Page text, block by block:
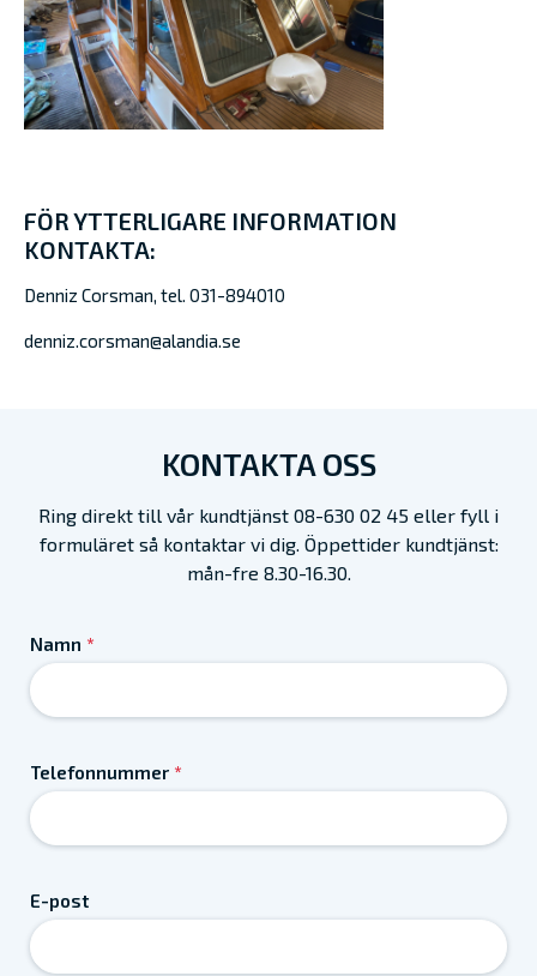
FÖR YTTERLIGARE INFORMATION
KONTAKTA:
Denniz Corsman, tel. 031-894010
denniz.corsman@alandia.se
KONTAKTA OSS
Ring direkt till vår kundtjänst 08-630 02 45 eller fyll i
formuläret så kontaktar vi dig. Öppettider kundtjänst:
mån-fre 8.30-16.30.
Namn *
Telefonnummer *
E-post